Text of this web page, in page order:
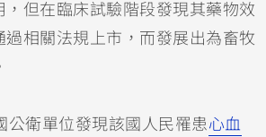
，但在臨床試驗階段發現其藥物效
過相關法規上市，而發展出為畜牧
公衛單位發現該國人民罹患心血